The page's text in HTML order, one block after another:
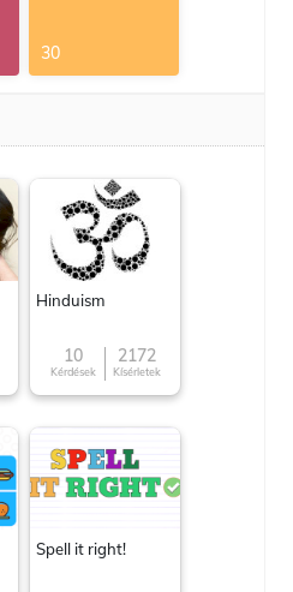
30
Hinduism
10
Kérdések
2172
Kísérletek
Spell it right!